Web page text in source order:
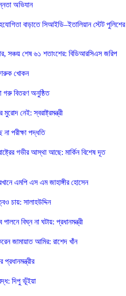
অভিযান
বাড়াতে সিআইডি–ইতালিয়ান স্টেট পুলিশের
সঞ্চয় শেষ ৬১ শতাংশের: বিডিআরসিএস জরিপ
খোকন
গরু বিতরণ অনুষ্ঠিত
নেই: স্বরাষ্ট্রমন্ত্রী
পরীক্ষা পদ্ধতি
গভীর আস্থা আছে: মার্কিন বিশেষ দূত
এমপি এস এম জাহাঙ্গীর হোসেন
চায়: সালাহউদ্দিন
বিঘ্ন না ঘটায়: প্রধানমন্ত্রী
জামায়াত আমির: রাশেদ খাঁন
দিপু ভূঁইয়া